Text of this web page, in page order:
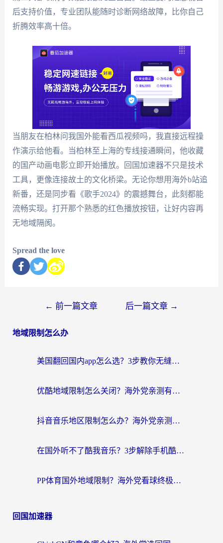
后支持价值，专业团队能随时诊断网络故障，比你自己
折腾效率高十倍。
当朋友在柏林问我国外能看西瓜视频吗，我直接远程操
作演示给他看。当柏林至上海的专线接通瞬间，他收藏
的国产动画电影立即开始播放。回国加速器不只是技术
工具，更像连接故土的文化桥梁。无论你想用海外b站追
新番，还是同步看《歌手2024》的震撼舞台，此刻都能
流畅实现。打开那个熟悉的红色播放按钮，让好内容再
无地域隔阂。
Spread the love
← 前一篇文章 后一篇文章 →
地域限制怎么办
美国翻回国内app怎么选？3步教你无缝刷剧、登12123、访问国内网站
优酷地域限制怎么关闭？海外党亲测有效的追剧加速器选择指南
抖音音乐地区限制怎么办？海外党亲测有效的听歌自由指南
在国外听不了酷我音乐？3步解除手机酷我音乐海外限制，附实测好用加速器
PP体育国外地域限制？海外党看球终极方案：从欧洲杯到奥运会，中文解说不卡顿！
回国加速器